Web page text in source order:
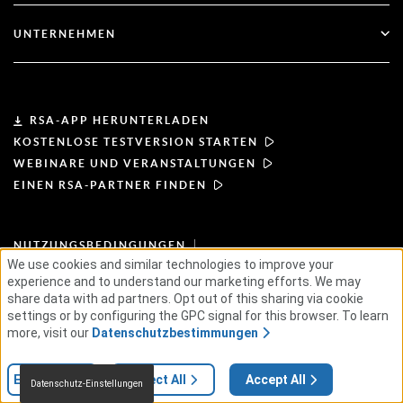
Dokumentation
Partner werden
UNTERNEHMEN
Leiterschaft
Nachrichten & Presse
Karriere
RSA-APP HERUNTERLADEN
KOSTENLOSE TESTVERSION STARTEN
WEBINARE UND VERANSTALTUNGEN
EINEN RSA-PARTNER FINDEN
NUTZUNGSBEDINGUNGEN
DATENSCHUTZBESTIMMUNGEN
STANDARD-VEREINBARUNGEN
GRUNDSÄTZE FÜR LIEFERANTEN
ETHISCHE LIEFERKETTE
ESG
vorbehalten.
We use cookies and similar technologies to improve your
experience and to understand our marketing efforts. We may
share data with ad partners. Opt out of this sharing via cookie
settings or by configuring the GPC signal for this browser. To learn
more, visit our Datenschutzbestimmungen
Accept All
Reject All
Einstellungen
Datenschutz-Einstellungen